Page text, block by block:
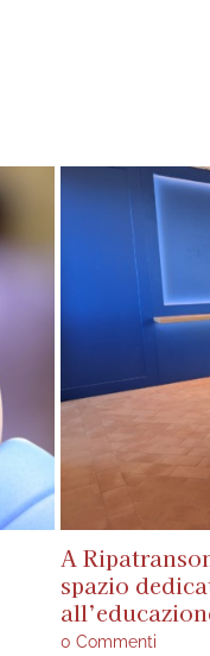
A
spazio
0 Commenti